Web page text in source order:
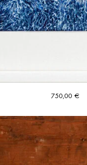
750,00 €